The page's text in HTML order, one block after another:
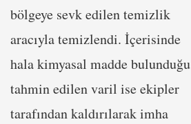
bölgeye sevk edilen temizlik
aracıyla temizlendi. İçerisinde
hala kimyasal madde bulunduğu
tahmin edilen varil ise ekipler
tarafından kaldırılarak imha